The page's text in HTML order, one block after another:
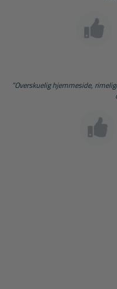
”Overskuelig hjemmeside,